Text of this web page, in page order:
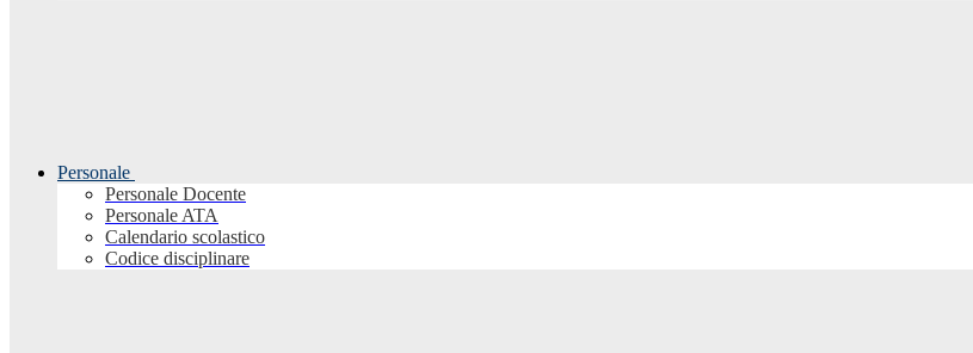
Personale
Personale Docente
Personale ATA
Calendario scolastico
Codice disciplinare